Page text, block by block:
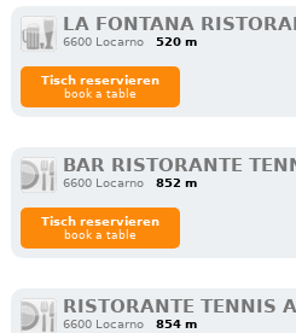
LA FONTANA
6600 Locarno 520 m
Tisch reservieren
book a table
BAR RISTORANTE
6600 Locarno 852 m
Tisch reservieren
book a table
RISTORANTE TENNIS
6600 Locarno 854 m